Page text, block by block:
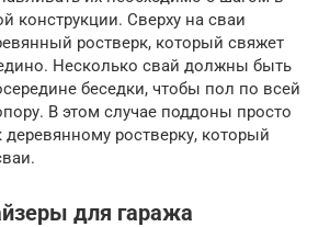
конструкции. Сверху на сваи
ростверк, который свяжет
Несколько свай должны быть
беседки, чтобы пол по всей
В этом случае поддоны просто
деревянному ростверку, который
для гаража